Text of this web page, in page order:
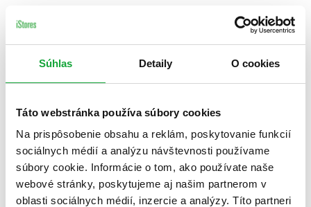
Súhlas Detaily O cookies
Táto webstránka používa súbory cookies
Na prispôsobenie obsahu a reklám, poskytovanie funkcií
sociálnych médií a analýzu návštevnosti používame
súbory cookie. Informácie o tom, ako používate naše
webové stránky, poskytujeme aj našim partnerom v
oblasti sociálnych médií, inzercie a analýzy. Títo partneri